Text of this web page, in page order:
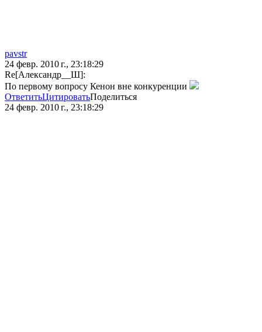
pavstr
24 февр. 2010 г., 23:18:29
Re[Александр__Ш]:
По первому вопросу Кенон вне конкуренции
ОтветитьЦитироватьПоделиться
24 февр. 2010 г., 23:18:29